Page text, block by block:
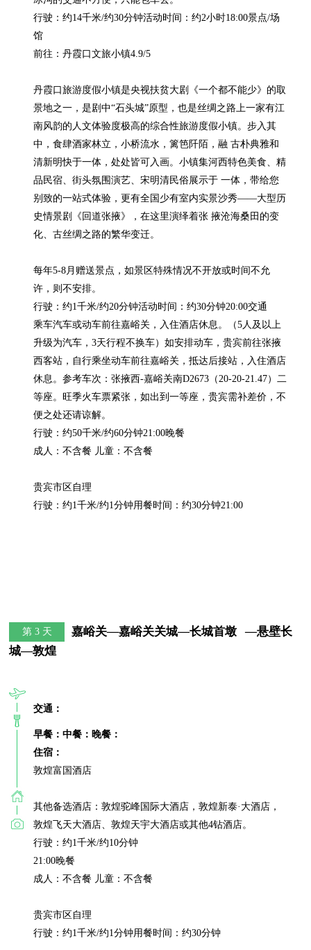
行驶：约14千米/约30分钟活动时间：约2小时18:00景点/场
馆
前往：丹霞口文旅小镇4.9/5
丹霞口旅游度假小镇是央视扶贫大剧《一个都不能少》的取
景地之一，是剧中“石头城”原型，也是丝绸之路上一家有江
南风韵的人文体验度极高的综合性旅游度假小镇。步入其
中，食肆酒家林立，小桥流水，篱笆阡陌，融 古朴典雅和
清新明快于一体，处处皆可入画。小镇集河西特色美食、精
品民宿、街头氛围演艺、宋明清民俗展示于 一体，带给您
别致的一站式体验，更有全国少有室内实景沙秀——大型历
史情景剧《回道张掖》，在这里演绎着张 掖沧海桑田的变
化、古丝绸之路的繁华变迁。
每年5-8月赠送景点，如景区特殊情况不开放或时间不允
许，则不安排。
行驶：约1千米/约20分钟活动时间：约30分钟20:00交通
乘车汽车或动车前往嘉峪关，入住酒店休息。（5人及以上
升级为汽车，3天行程不换车）如安排动车，贵宾前往张掖
西客站，自行乘坐动车前往嘉峪关，抵达后接站，入住酒店
休息。参考车次：张掖西-嘉峪关南D2673（20-20-21.47）二
等座。旺季火车票紧张，如出到一等座，贵宾需补差价，不
便之处还请谅解。
行驶：约50千米/约60分钟21:00晚餐
成人：不含餐 儿童：不含餐
贵宾市区自理
行驶：约1千米/约1分钟用餐时间：约30分钟21:00
第 3 天
嘉峪关—嘉峪关关城—长城首墩   —悬壁长
城—敦煌
交通：
早餐：中餐：晚餐：
住宿：
敦煌富国酒店
其他备选酒店：敦煌驼峰国际大酒店，敦煌新泰·大酒店，
敦煌飞天大酒店、敦煌天宇大酒店或其他4钻酒店。
行驶：约1千米/约10分钟
21:00晚餐
成人：不含餐 儿童：不含餐
贵宾市区自理
行驶：约1千米/约1分钟用餐时间：约30分钟